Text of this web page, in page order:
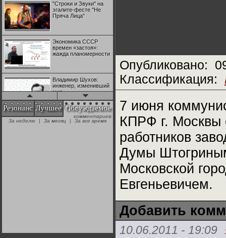
"Строки и Звуки" на
эгалите-фесте "Не
Пряча Лица"
Экономика СССР
времен «застоя»:
жажда планомерности
Владимир Шухов:
инженер, изменивший
мир
"Аркадий Коц" на
эгалите-фесте "Не
Резонанс Лучшее Обсуждаемое
комментариев:
За неделю
| За месяц | За все время
Опубликовано:
Классификация:
7 июня
КПРФ г. Москвы
работников
Думы
Московской
Евгеньевичем.
Добавить
10.06.2011 - 19:09